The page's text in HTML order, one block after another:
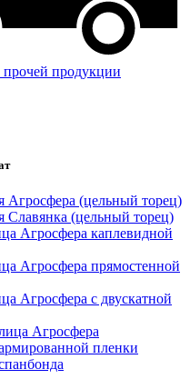
прочей продукции
Агросфера (цельный торец)
Славянка (цельный торец)
Агросфера каплевидной
Агросфера прямостенной
Агросфера с двускатной
Агросфера
пленки